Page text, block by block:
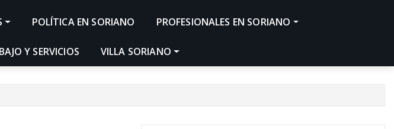
POLÍTICA EN SORIANO PROFESIONALES EN SORIANO
Y SERVICIOS VILLA SORIANO